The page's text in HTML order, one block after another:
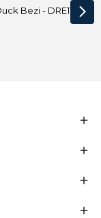
Açık Bej Duck Bezi - DRE1144 Kumaş Peçete